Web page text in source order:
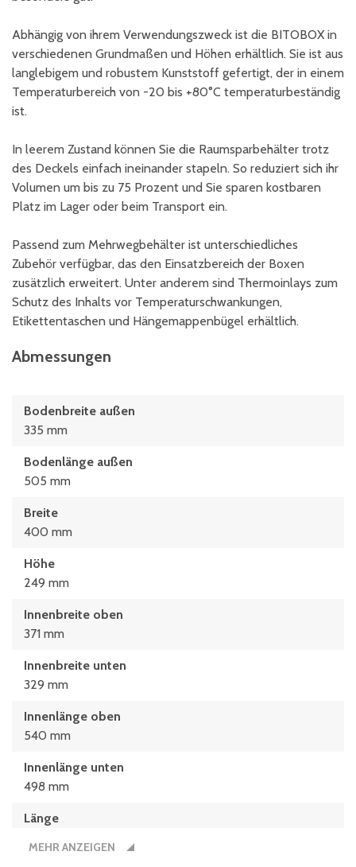
Abhängig von ihrem Verwendungszweck ist die BITOBOX in
verschiedenen Grundmaßen und Höhen erhältlich. Sie ist aus
langlebigem und robustem Kunststoff gefertigt, der in einem
Temperaturbereich von -20 bis +80°C temperaturbeständig
ist.
In leerem Zustand können Sie die Raumsparbehälter trotz
des Deckels einfach ineinander stapeln. So reduziert sich ihr
Volumen um bis zu 75 Prozent und Sie sparen kostbaren
Platz im Lager oder beim Transport ein.
Passend zum Mehrwegbehälter ist unterschiedliches
Zubehör verfügbar, das den Einsatzbereich der Boxen
zusätzlich erweitert. Unter anderem sind Thermoinlays zum
Schutz des Inhalts vor Temperaturschwankungen,
Etikettentaschen und Hängemappenbügel erhältlich.
Abmessungen
Bodenbreite außen
335 mm
Bodenlänge außen
505 mm
Breite
400 mm
Höhe
249 mm
Innenbreite oben
371 mm
Innenbreite unten
329 mm
Innenlänge oben
540 mm
Innenlänge unten
498 mm
Länge
MEHR ANZEIGEN